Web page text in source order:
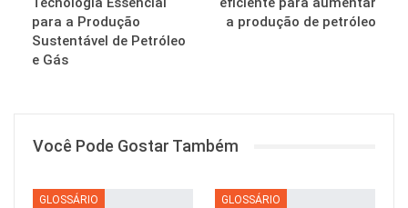
para a Produção
Sustentável de Petróleo
e Gás
a produção de petróleo
Você Pode Gostar Também
GLOSSÁRIO GLOSSÁRIO